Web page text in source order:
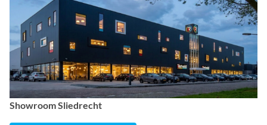
Showroom Sliedrecht